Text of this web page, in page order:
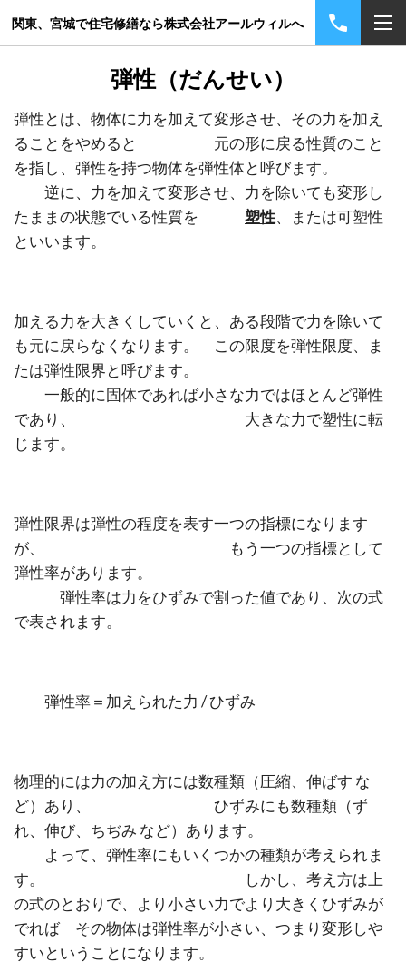
関東、宮城で住宅修繕なら株式会社アールウィルへ
弾性（だんせい）
弾性とは、物体に力を加えて変形させ、その力を加え
ることをやめると 元の形に戻る性質のこと
を指し、弾性を持つ物体を弾性体と呼びます。
逆に、力を加えて変形させ、力を除いても変形し
たままの状態でいる性質を 塑性、または可塑性
といいます。
加える力を大きくしていくと、ある段階で力を除いて
も元に戻らなくなります。 この限度を弾性限度、ま
たは弾性限界と呼びます。
一般的に固体であれば小さな力ではほとんど弾性
であり、 大きな力で塑性に転
じます。
弾性限界は弾性の程度を表す一つの指標になります
が、 もう一つの指標として
弾性率があります。
弾性率は力をひずみで割った値であり、次の式
で表されます。
弾性率＝加えられた力 / ひずみ
物理的には力の加え方には数種類（圧縮、伸ばす な
ど）あり、 ひずみにも数種類（ず
れ、伸び、ちぢみ など）あります。
よって、弾性率にもいくつかの種類が考えられま
す。 しかし、考え方は上
の式のとおりで、より小さい力でより大きくひずみが
でれば その物体は弾性率が小さい、つまり変形しや
すいということになります。